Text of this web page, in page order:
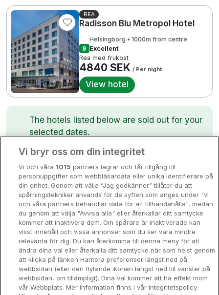
Malmö
Hela Norge
Oslo
Bergen
4840 SEK
REA
Radisson Blu Metropol Hotel
Helsingborg • 1000m from centre
9 Excellent
Rea med frukost
4840 SEK / Per night
View hotel
The hotels listed below are sold out for your
selected dates.
SPA
Maryhill Estate
Glumslöv • 1.8km from centre
9.9 Excellent
☕ Incl Breakfast
Sold out
Check other dates
SPA
Best Western Plus Hus 57
Ängelholm • 1.2km from centre
Registrera ditt hotellCookie policy & Integritetspolicy
Hotellweekend
Familjerum
Europa
Kompisweekend
Storstadsweekend
Hotellrum under 995 kr
Spahotell
Sydsverige
Om Hotellpremien
Nya hotell
Stadsweekend
Vi bryr oss om din integritet
Vi och våra 1015 partners lagrar och får tillgång till
personuppgifter som webbläsardata eller unika identifierare på
din enhet. Genom att välja ”Jag godkänner” tillåter du att
spårningstekniker används för de syften som anges under "vi
och våra partners behandlar data för att tillhandahålla", medan
du genom att välja "Avvisa alla" eller återkallar ditt samtycke
kommer att inaktivera dem. Om spårare är inaktiverade kan
visst innehåll och vissa annonser som du ser vara mindre
relevanta för dig. Du kan återkomma till denna meny för att
ändra dina val eller återkalla ditt samtycke när som helst genom
att klicka på länken Hantera preferenser längst ned på
webbsidan (eller den flytande ikonen längst ned till vänster på
webbsidan, om tillämpligt). Dina val kommer att ha effekt inom
vår Webbplats. Mer information finns i vår integritetspolicy.